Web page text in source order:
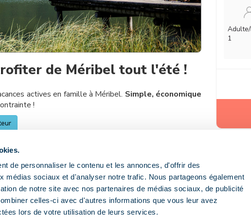
de personnaliser le contenu et les annonces, d'offrir des
médias sociaux et d'analyser notre trafic. Nous partageons également
de notre site avec nos partenaires de médias sociaux, de publicité
celles-ci avec d'autres informations que vous leur avez
lors de votre utilisation de leurs services.
1
de Méribel tout l'été !
actives en famille à Méribel. Simple, économique
!
(personnelle et nominative). Il devra être présenté à
en journées consécutives que ce soit pour le format 3